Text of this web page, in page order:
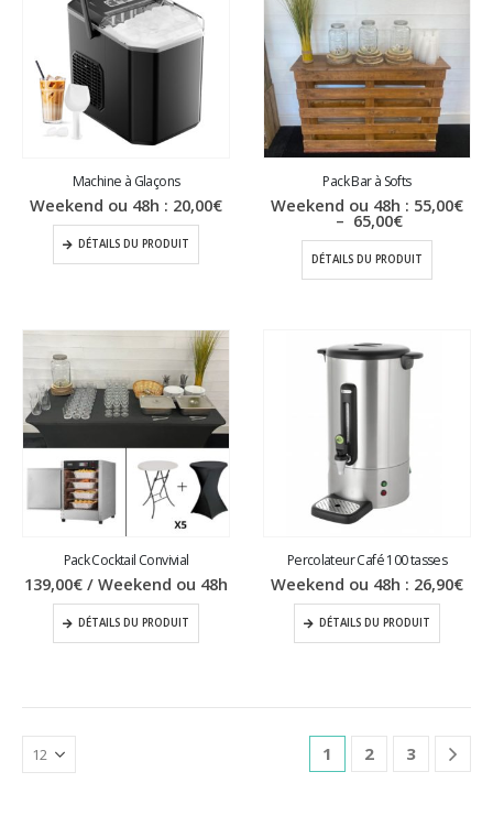
Machine à Glaçons
Weekend ou 48h : 20,00€
DÉTAILS DU PRODUIT
Pack Bar à Softs
Weekend ou 48h : 55,00€
– 65,00€Plage
de
prix :
55,00€
à
DÉTAILS DU PRODUIT
Pack Cocktail Convivial
139,00€ / Weekend ou 48h
DÉTAILS DU PRODUIT
Percolateur Café 100 tasses
Weekend ou 48h : 26,90€
DÉTAILS DU PRODUIT
1 2 3